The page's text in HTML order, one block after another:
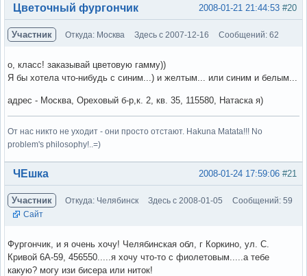
Вне форума #20
2008-01-21 21:44:53
Цветочный фургончик
Участник Откуда: Москва Здесь с 2007-12-16 Сообщений: 62
о, класс! заказывай цветовую гамму))
Я бы хотела что-нибудь с синим...) и желтым... или синим и белым...
адрес - Москва, Ореховый б-р,к. 2, кв. 35, 115580, Натаска я)
От нас никто не уходит - они просто отстают. Hakuna Matata!!! No
problem's philosophy!..=)
Вне форума #21
2008-01-24 17:59:06
ЧЕшка
Участник Откуда: Челябинск Здесь с 2008-01-05
Сообщений: 59
Сайт
Фургончик, и я очень хочу! Челябинская обл, г Коркино, ул. С.
Кривой 6А-59, 456550.....я хочу что-то с фиолетовым.....а тебе
какую? могу изи бисера или ниток!